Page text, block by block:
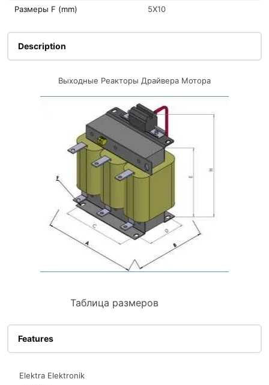
Размеры F (mm)
5X10
Description
Выходные Реакторы Драйвера Мотора
Таблица размеров
Features
Elektra Elektronik